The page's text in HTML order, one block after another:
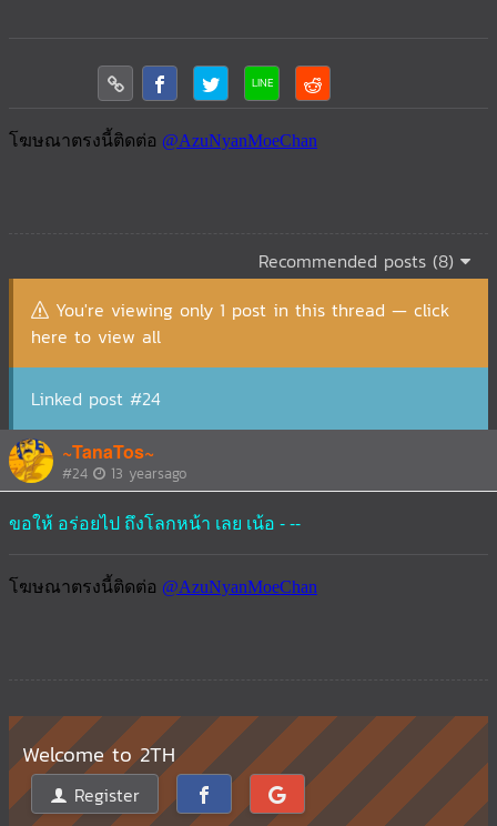
Recommended posts (8)
You're viewing only 1 post in this thread — click
here to view all
Linked post #24
~TanaTos~
#24 13 yearsago
ขอให้ อร่อยไป ถึงโลกหน้า เลย เน้อ - --
Welcome to 2TH
Register